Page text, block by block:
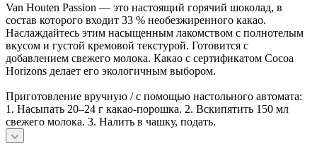
Van Houten Passion — это настоящий горячий шоколад, в
состав которого входит 33 % необезжиренного какао.
Наслаждайтесь этим насыщенным лакомством с полнотелым
вкусом и густой кремовой текстурой. Готовится с
добавлением свежего молока. Какао с сертификатом Cocoa
Horizons делает его экологичным выбором.
Приготовление вручную / с помощью настольного автомата:
1. Насыпать 20–24 г какао-порошка. 2. Вскипятить 150 мл
свежего молока. 3. Налить в чашку, подать.